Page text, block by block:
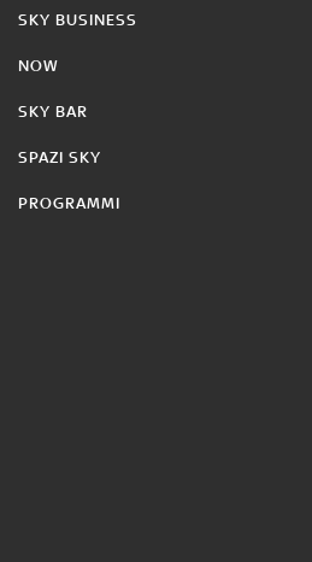
SKY BUSINESS
NOW
SKY BAR
SPAZI SKY
PROGRAMMI